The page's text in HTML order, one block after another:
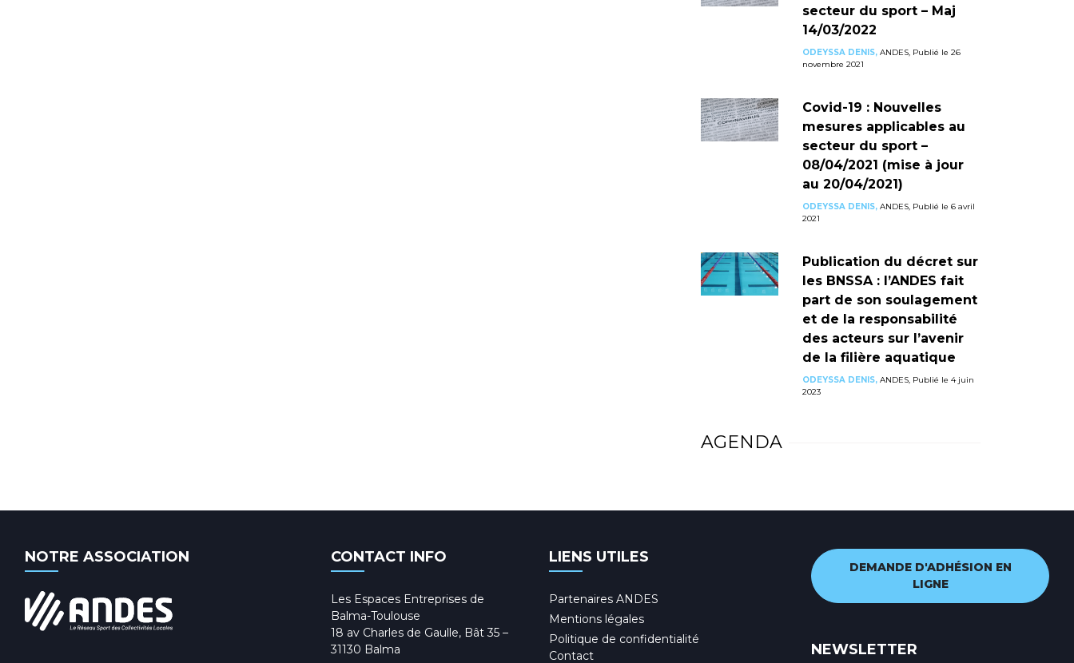
secteur du sport – Maj
14/03/2022
ODEYSSA DENIS,ANDES, Publié le 26
novembre 2021
Covid-19 : Nouvelles
mesures applicables au
secteur du sport –
08/04/2021 (mise à jour
au 20/04/2021)
ODEYSSA DENIS,ANDES, Publié le 6 avril
2021
Publication du décret sur
les BNSSA : l’ANDES fait
part de son soulagement
et de la responsabilité
des acteurs sur l’avenir
de la filière aquatique
ODEYSSA DENIS,ANDES, Publié le 4 juin
2023
AGENDA
NOTRE ASSOCIATION CONTACT INFO
Les Espaces Entreprises de
Balma-Toulouse
18 av Charles de Gaulle, Bât 35 –
31130 Balma
LIENS UTILES
Partenaires ANDES
Mentions légales
Politique de confidentialité
Contact
DEMANDE D'ADHÉSION EN
LIGNE
NEWSLETTER